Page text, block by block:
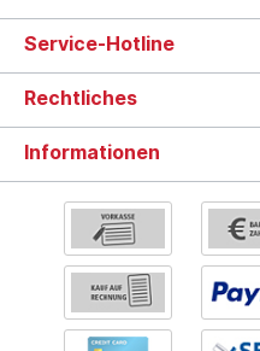
Service-Hotline
Rechtliches
Informationen